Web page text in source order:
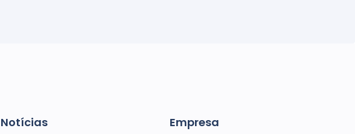
Notícias Empresa